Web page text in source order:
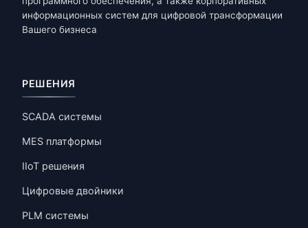
информационных систем для цифровой трансформации
Вашего бизнеса
РЕШЕНИЯ
SCADA системы
MES платформы
IIoT решения
Цифровые двойники
PLM системы